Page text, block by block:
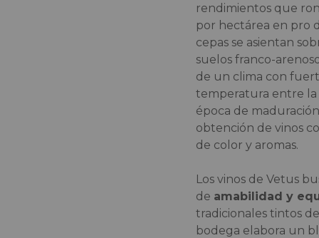
rendimientos que
por hectárea en pro
cepas se asientan
suelos franco-
de un clima con
temperatura entre la
época de
obtención de vinos
de color y aromas.
Los vinos de Vetus
de amabilidad y
tradicionales tintos
bodega elabora un